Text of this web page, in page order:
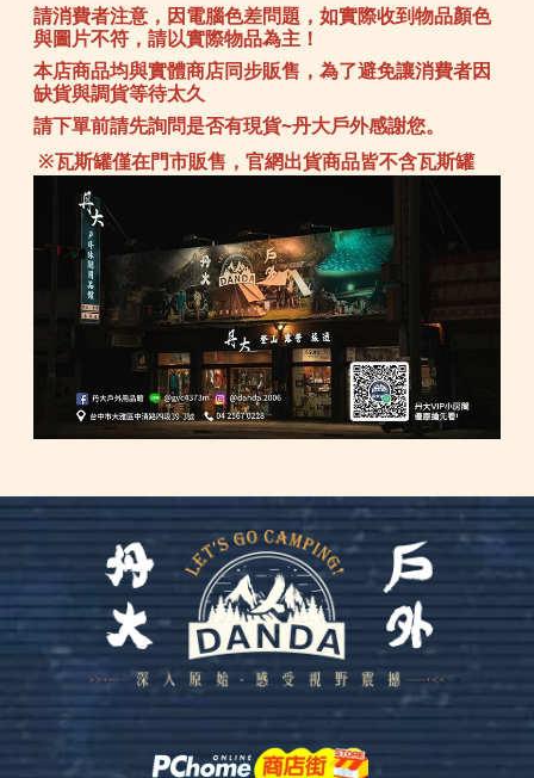
請消費者注意，因電腦色差問題，如實際收到物品顏色
與圖片不符，請以實際物品為主！
本店商品均與實體商店同步販售，為了避免讓消費者因
缺貨與調貨等待太久
請下單前請先詢問是否有現貨~丹大戶外感謝您。
※瓦斯罐僅在門市販售，官網出貨商品皆不含瓦斯罐